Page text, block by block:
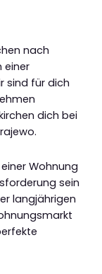
nach
einer
sind für dich
dich bei
Wohnung
sein
langjährigen